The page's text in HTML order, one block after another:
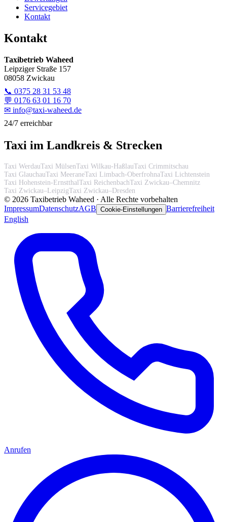
Servicegebiet
Kontakt
Kontakt
Taxibetrieb Waheed
Leipziger Straße 157
08058 Zwickau
📞 0375 28 31 53 48
💬 0176 63 01 16 70
✉ info@taxi-waheed.de
24/7 erreichbar
Taxi im Landkreis & Strecken
Taxi WerdauTaxi MülsenTaxi Wilkau-HaßlauTaxi Crimmitschau
Taxi GlauchauTaxi MeeraneTaxi Limbach-OberfrohnaTaxi Lichtenstein
Taxi Hohenstein-Ernstthal Taxi ReichenbachTaxi Zwickau–Chemnitz
Taxi Zwickau–LeipzigTaxi Zwickau–Dresden
© 2026 Taxibetrieb Waheed · Alle Rechte vorbehalten
ImpressumDatenschutzAGB Cookie-Einstellungen Barrierefreiheit
English
Anrufen